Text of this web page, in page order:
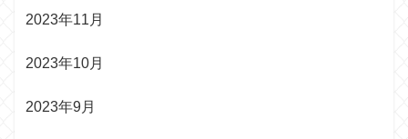
2023年11月
2023年10月
2023年9月